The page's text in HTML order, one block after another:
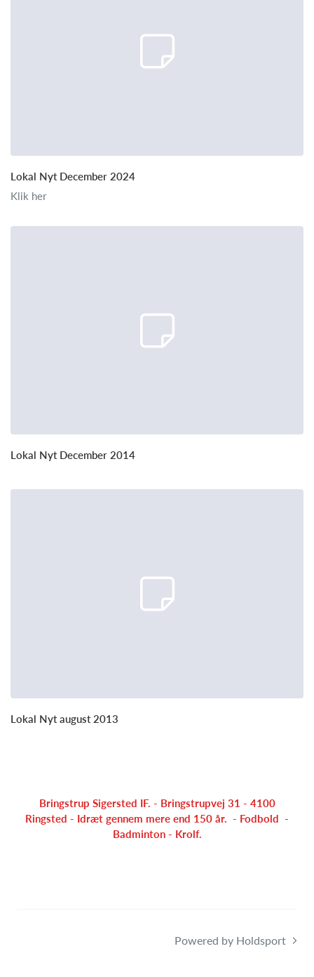
Lokal Nyt December 2024
Klik her
Lokal Nyt December 2014
Lokal Nyt august 2013
Bringstrup Sigersted IF. - Bringstrupvej 31 - 4100
Ringsted - Idræt gennem mere end 150 år. - Fodbold -
Badminton - Krolf.
Powered by Holdsport